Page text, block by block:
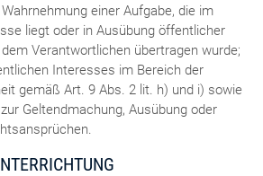
einer Aufgabe, die im
liegt oder in Ausübung öffentlicher
Verantwortlichen übertragen wurde;
Interesses im Bereich der
gemäß Art. 9 Abs. 2 lit. h) und i) sowie
Geltendmachung, Ausübung oder